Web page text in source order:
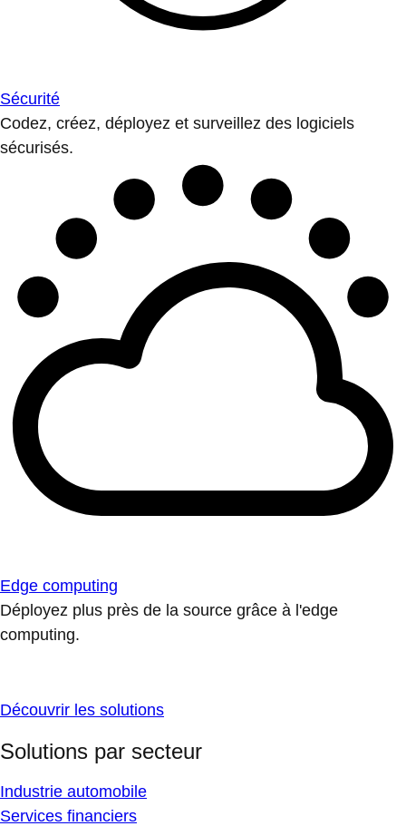
Sécurité
Codez, créez, déployez et surveillez des logiciels
sécurisés.
Edge computing
Déployez plus près de la source grâce à l'edge
computing.
Découvrir les solutions
Solutions par secteur
Industrie automobile
Services financiers